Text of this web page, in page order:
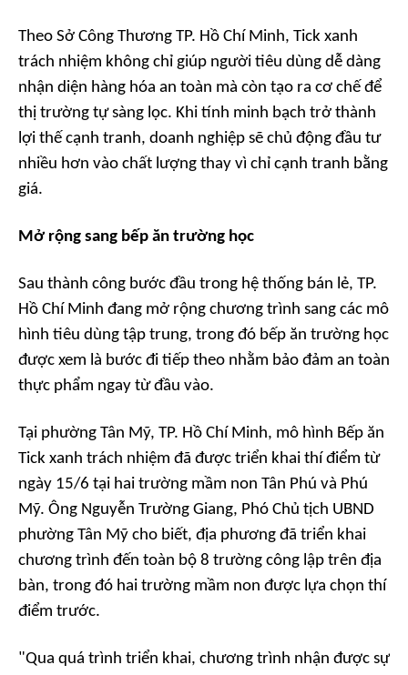
Theo Sở Công Thương TP. Hồ Chí Minh, Tick xanh
trách nhiệm không chỉ giúp người tiêu dùng dễ dàng
nhận diện hàng hóa an toàn mà còn tạo ra cơ chế để
thị trường tự sàng lọc. Khi tính minh bạch trở thành
lợi thế cạnh tranh, doanh nghiệp sẽ chủ động đầu tư
nhiều hơn vào chất lượng thay vì chỉ cạnh tranh bằng
giá.
Mở rộng sang bếp ăn trường học
Sau thành công bước đầu trong hệ thống bán lẻ, TP.
Hồ Chí Minh đang mở rộng chương trình sang các mô
hình tiêu dùng tập trung, trong đó bếp ăn trường học
được xem là bước đi tiếp theo nhằm bảo đảm an toàn
thực phẩm ngay từ đầu vào.
Tại phường Tân Mỹ, TP. Hồ Chí Minh, mô hình Bếp ăn
Tick xanh trách nhiệm đã được triển khai thí điểm từ
ngày 15/6 tại hai trường mầm non Tân Phú và Phú
Mỹ. Ông Nguyễn Trường Giang, Phó Chủ tịch UBND
phường Tân Mỹ cho biết, địa phương đã triển khai
chương trình đến toàn bộ 8 trường công lập trên địa
bàn, trong đó hai trường mầm non được lựa chọn thí
điểm trước.
"Qua quá trình triển khai, chương trình nhận được sự